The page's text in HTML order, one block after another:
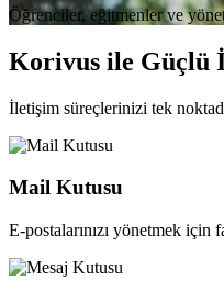
Öğrenciler, eğitmenler ve
Korivus ile Güçlü
İletişim süreçlerinizi tek
Mail Kutusu
E-postalarınızı yönetmek için